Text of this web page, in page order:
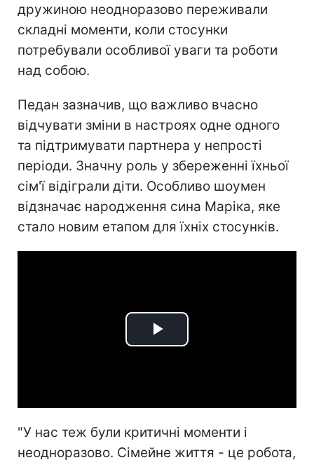
дружиною неодноразово переживали
складні моменти, коли стосунки
потребували особливої уваги та роботи
над собою.
Педан зазначив, що важливо вчасно
відчувати зміни в настроях одне одного
та підтримувати партнера у непрості
періоди. Значну роль у збереженні їхньої
сім'ї відіграли діти. Особливо шоумен
відзначає народження сина Маріка, яке
стало новим етапом для їхніх стосунків.
Play
"У нас теж були критичні моменти і
неодноразово. Сімейне життя - це робота,